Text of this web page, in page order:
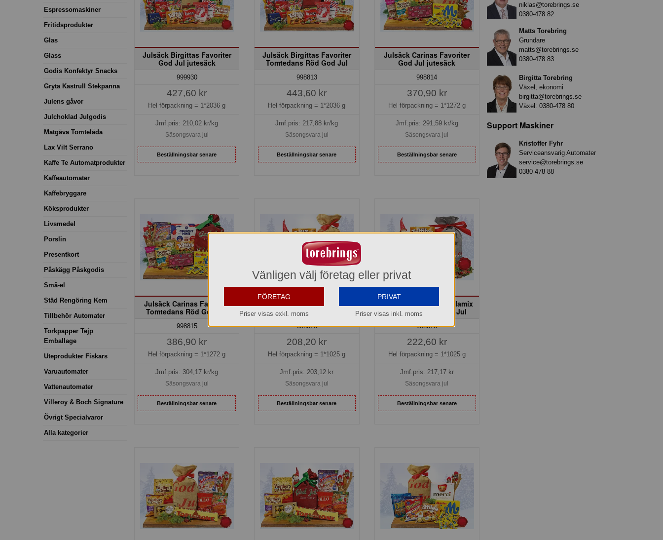
Espressomaskiner
Fritidsprodukter
Glas
Glass
Godis Konfektyr Snacks
Gryta Kastrull Stekpanna
Julens gåvor
Julchoklad Julgodis
Matgåva Tomtelåda
Lax Vilt Serrano
Kaffe Te Automatprodukter
Kaffeautomater
Kaffebryggare
Köksprodukter
Livsmedel
Porslin
Presentkort
Påskägg Påskgodis
Små-el
Städ Rengöring Kem
Tillbehör Automater
Torkpapper Tejp
Emballage
Uteprodukter Fiskars
Varuautomater
Vattenautomater
Villeroy & Boch Signature
Övrigt Specialvaror
Alla kategorier
Julsäck Birgittas Favoriter
God Jul jutesäck
999930
427,60 kr
Hel förpackning = 1*2036 g
Jmf.pris:210,02 kr/kg
Säsongsvara jul
Beställningsbar senare
Julsäck Birgittas Favoriter
Tomtedans Röd God Jul
998813
443,60 kr
Hel förpackning = 1*2036 g
Jmf.pris:217,88 kr/kg
Säsongsvara jul
Beställningsbar senare
Julsäck Carinas Favoriter
God Jul jutesäck
998814
370,90 kr
Hel förpackning = 1*1272 g
Jmf.pris: 291,59kr/kg
Säsongsvara jul
Beställningsbar senare
Julsäck Carinas Favoriter
Tomtedans Röd God Jul
998815
386,90 kr
Hel förpackning = 1*1272 g
Jmf.pris: 304,17 kr/kg
Säsongsvara jul
Beställningsbar senare
God Jul jutesäck
998870
208,20 kr
Hel förpackning = 1*1025 g
Jmf.pris:203,12 kr
Säsongsvara jul
Beställningsbar senare
Julsäck Choklad & Kolamix
Tomtedans Grå God Jul
998875
222,60 kr
Hel förpackning = 1*1025 g
Jmf.pris: 217,17kr
Säsongsvara jul
Beställningsbar senare
niklas@torebrings.se
0380-478 82
Matts Torebring
Grundare
matts@torebrings.se
0380-478 83
Birgitta Torebring
Växel, ekonomi
birgitta@torebrings.se
Växel: 0380-478 80
Support Maskiner
Kristoffer Fyhr
Serviceansvarig Automater
service@torebrings.se
0380-478 88
Vänligen välj företag eller privat
FÖRETAG
Priser visas exkl. moms
PRIVAT
Priser visas inkl. moms